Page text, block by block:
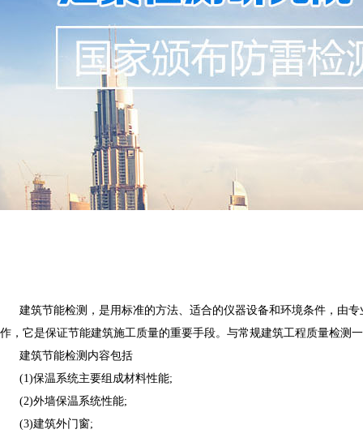
建筑节能检测，是用标准的方法、适合的仪器设备和环境条件，由
作，它是保证节能建筑施工质量的重要手段。与常规建筑工程质量检测
建筑节能检测内容包括
(1)保温系统主要组成材料性能;
(2)外墙保温系统性能;
(3)建筑外门窗;